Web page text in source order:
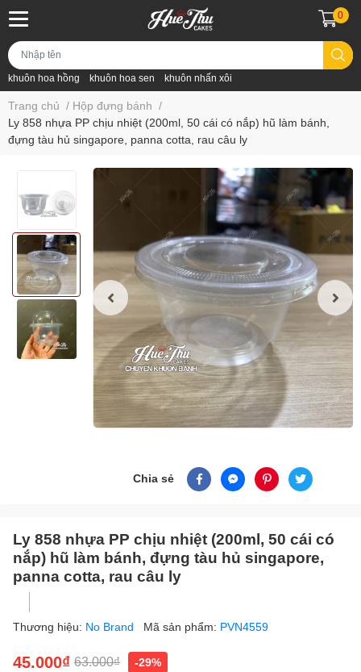
khuôn hoa hồng khuôn hoa sen khuôn nhấn xôi
0
Trang chủ / Hộp đựng bánh /
Ly 858 nhựa PP chịu nhiệt (200ml, 50 cái có nắp) hũ làm bánh,
đựng tàu hủ singapore, panna cotta, rau câu ly
Chia sẻ
Ly 858 nhựa PP chịu nhiệt (200ml, 50 cái có
nắp) hũ làm bánh, đựng tàu hủ singapore,
panna cotta, rau câu ly
Thương hiệu: No Brand Mã sản phẩm: PVN4559
45.000₫ 63.000₫
-29%